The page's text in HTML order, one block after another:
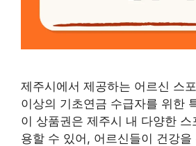
제주시에서 제공하는 어르신 스
이상의 기초연금 수급자를 위한
이 상품권은 제주시 내 다양한
용할 수 있어, 어르신들이 건강을